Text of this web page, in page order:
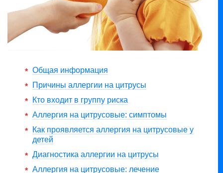
Общая информация
Причины аллергии на цитрусы
Кто входит в группу риска
Аллергия на цитрусовые: симптомы
Как проявляется аллергия на цитрусовые у
детей
Диагностика аллергии на цитрусы
Аллергия на цитрусовые: лечение